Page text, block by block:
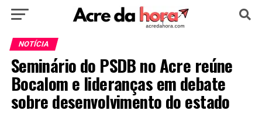
HOME
EDUCAÇÃO NOTÍCIA MUNDO
NOTÍCIA
Seminário do PSDB no Acre reúne
Bocalom e lideranças em debate
sobre desenvolvimento do estado